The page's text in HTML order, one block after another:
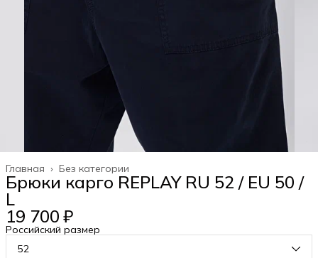
Без категории
Главная ›
Брюки карго REPLAY RU 52 / EU 50 /
L
19 700 ₽
Российский размер
52